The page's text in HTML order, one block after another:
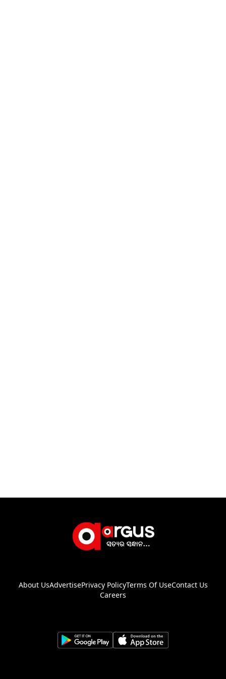
About UsAdvertisePrivacy PolicyTerms Of UseContact Us
Careers